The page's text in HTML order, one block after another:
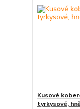
Kusové
tyrkysové,